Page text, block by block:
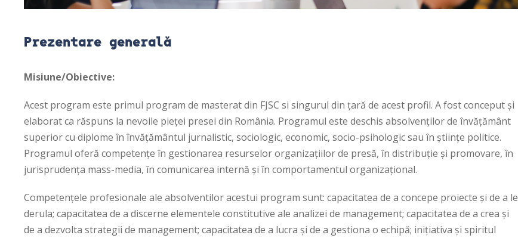
Prezentare generală
Misiune/Obiective:
Acest program este primul program de masterat din FJSC si singurul din ţară de acest profil. A fost conceput şi
elaborat ca răspuns la nevoile pieţei presei din România. Programul este deschis absolvenţilor de învăţământ
superior cu diplome în învăţământul jurnalistic, sociologic, economic, socio-psihologic sau în ştiinţe politice.
Programul oferă competenţe în gestionarea resurselor organizațiilor de presă, în distribuţie şi promovare, în
jurisprudenţa mass-media, în comunicarea internă şi în comportamentul organizaţional.
Competenţele profesionale ale absolventilor acestui program sunt: capacitatea de a concepe proiecte şi de a le
derula; capacitatea de a discerne elementele constitutive ale analizei de management; capacitatea de a crea şi
de a dezvolta strategii de management; capacitatea de a lucra şi de a gestiona o echipă; iniţiativa şi spiritul